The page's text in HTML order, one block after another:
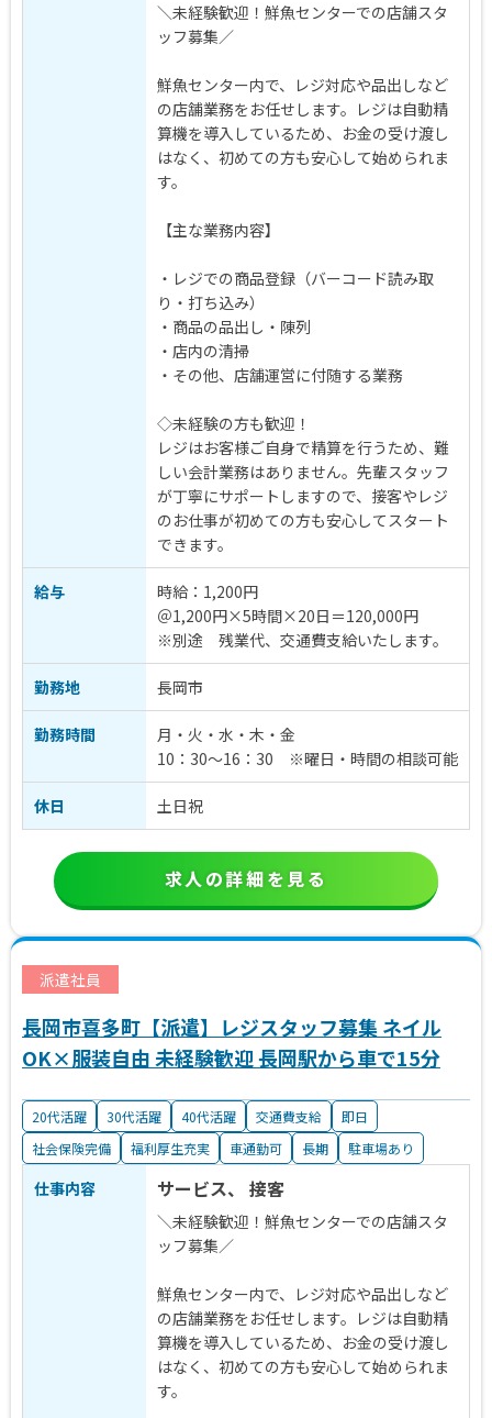
＼未経験歓迎！鮮魚センターでの店舗スタ
ッフ募集／
鮮魚センター内で、レジ対応や品出しなど
の店舗業務をお任せします。レジは自動精
算機を導入しているため、お金の受け渡し
はなく、初めての方も安心して始められま
す。
【主な業務内容】
・レジでの商品登録（バーコード読み取
り・打ち込み）
・商品の品出し・陳列
・店内の清掃
・その他、店舗運営に付随する業務
◇未経験の方も歓迎！
レジはお客様ご自身で精算を行うため、難
しい会計業務はありません。先輩スタッフ
が丁寧にサポートしますので、接客やレジ
のお仕事が初めての方も安心してスタート
できます。
給与
時給：1,200円
＠1,200円×5時間×20日＝120,000円
※別途 残業代、交通費支給いたします。
勤務地 長岡市
勤務時間
月・火・水・木・金
10：30～16：30 ※曜日・時間の相談可能
休日 土日祝
求人の詳細を見る
派遣社員
長岡市喜多町【派遣】レジスタッフ募集 ネイル
OK×服装自由 未経験歓迎 長岡駅から車で15分
20代活躍 30代活躍 40代活躍 交通費支給
即日
社会保険完備
福利厚生充実 車通勤可 長期 駐車場あり
仕事内容 サービス、 接客
＼未経験歓迎！鮮魚センターでの店舗スタ
ッフ募集／
鮮魚センター内で、レジ対応や品出しなど
の店舗業務をお任せします。レジは自動精
算機を導入しているため、お金の受け渡し
はなく、初めての方も安心して始められま
す。